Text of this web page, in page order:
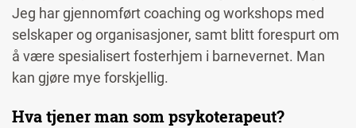
Jeg har gjennomført coaching og workshops med
selskaper og organisasjoner, samt blitt forespurt om
å være spesialisert fosterhjem i barnevernet. Man
kan gjøre mye forskjellig.
Hva tjener man som psykoterapeut?